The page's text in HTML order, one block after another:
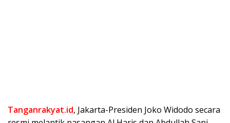
Tanganrakyat.id, Jakarta-Presiden Joko Widodo secara